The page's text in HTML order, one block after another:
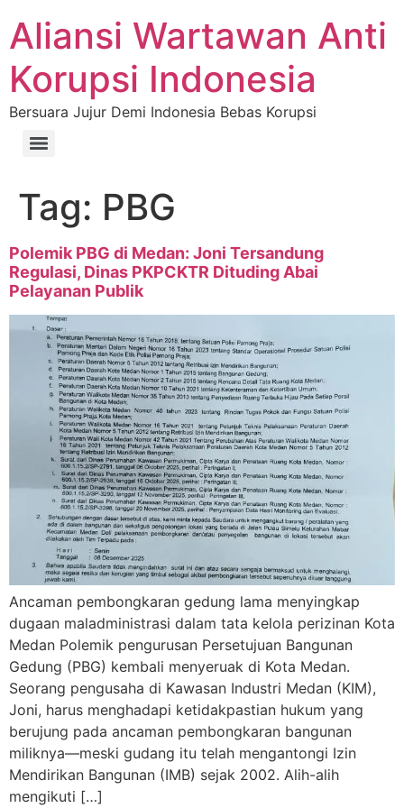
Aliansi Wartawan Anti
Korupsi Indonesia
Bersuara Jujur Demi Indonesia Bebas Korupsi
Tag: PBG
Polemik PBG di Medan: Joni Tersandung
Regulasi, Dinas PKPCKTR Dituding Abai
Pelayanan Publik
Ancaman pembongkaran gedung lama menyingkap
dugaan maladministrasi dalam tata kelola perizinan Kota
Medan Polemik pengurusan Persetujuan Bangunan
Gedung (PBG) kembali menyeruak di Kota Medan.
Seorang pengusaha di Kawasan Industri Medan (KIM),
Joni, harus menghadapi ketidakpastian hukum yang
berujung pada ancaman pembongkaran bangunan
miliknya—meski gudang itu telah mengantongi Izin
Mendirikan Bangunan (IMB) sejak 2002. Alih-alih
mengikuti […]